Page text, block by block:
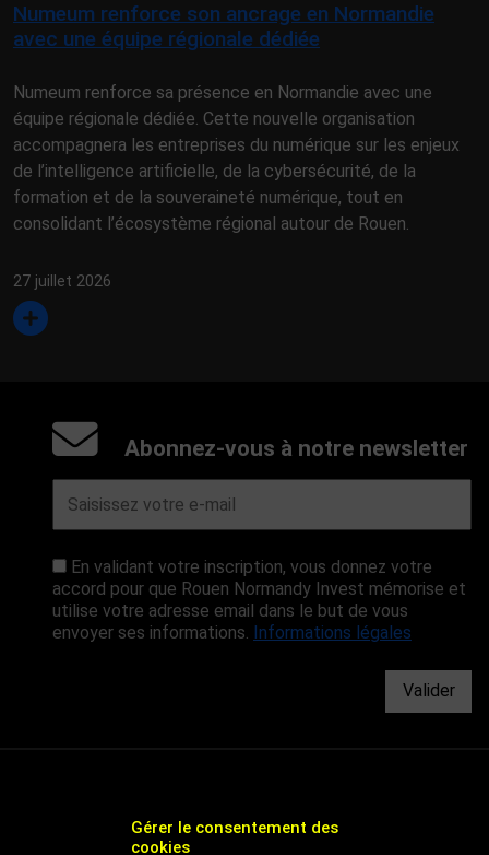
Gérer le consentement des
cookies
Numeum renforce son ancrage en Normandie
avec une équipe régionale dédiée
Numeum renforce sa présence en Normandie avec une
équipe régionale dédiée. Cette nouvelle organisation
accompagnera les entreprises du numérique sur les enjeux
de l’intelligence artificielle, de la cybersécurité, de la
formation et de la souveraineté numérique, tout en
consolidant l’écosystème régional autour de Rouen.
27 juillet 2026
Abonnez-vous à notre newsletter
En validant votre inscription, vous donnez votre
accord pour que Rouen Normandy Invest mémorise et
utilise votre adresse email dans le but de vous
envoyer ses informations. Informations légales
Valider